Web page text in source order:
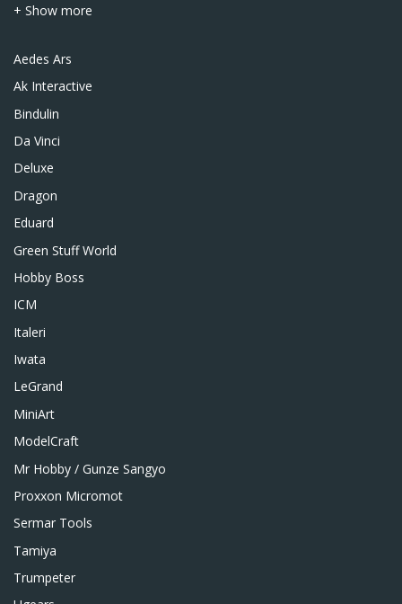
+ Show more
Aedes Ars
Ak Interactive
Bindulin
Da Vinci
Deluxe
Dragon
Eduard
Green Stuff World
Hobby Boss
ICM
Italeri
Iwata
LeGrand
MiniArt
ModelCraft
Mr Hobby / Gunze Sangyo
Proxxon Micromot
Sermar Tools
Tamiya
Trumpeter